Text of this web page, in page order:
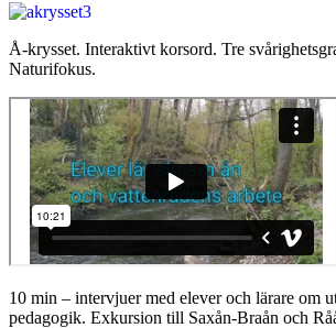
Å-krysset. Interaktivt korsord. Tre
Naturifokus.
10 min – intervjuer med elever och lärare om
pedagogik. Exkursion till Saxån-Braån och